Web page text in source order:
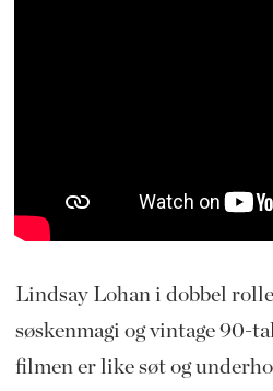
Lindsay Lohan i dobbel
søskenmagi og vintage 90-
filmen er like søt og